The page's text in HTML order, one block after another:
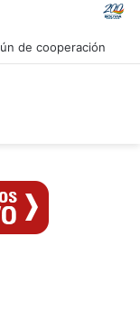
reunirán en Quito